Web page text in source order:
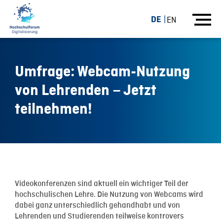
DE EN
Umfrage: Webcam-Nutzung
von Lehrenden – Jetzt
teilnehmen!
Videokonferenzen sind aktuell ein wichtiger Teil der
hochschulischen Lehre. Die Nutzung von Webcams wird
dabei ganz unterschiedlich gehandhabt und von
Lehrenden und Studierenden teilweise kontrovers